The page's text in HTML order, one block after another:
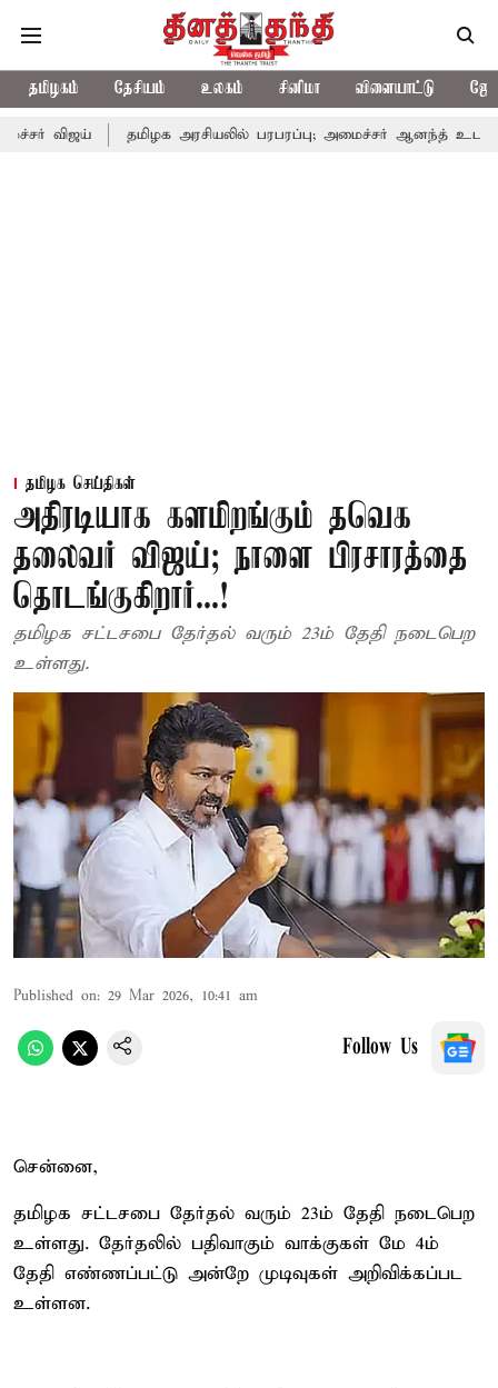
தமிழகம் தேசியம் உலகம் சினிமா விளையாட்டு
தமிழக அரசியலில் பரபரப்பு; அமைச்சர் ஆனந்த் உடன் சி.வி.
தமிழக செய்திகள்
அதிரடியாக களமிறங்கும் தவெக
தலைவர் விஜய்; நாளை பிரசாரத்தை
தொடங்குகிறார்...!
தமிழக சட்டசபை தேர்தல் வரும் 23ம் தேதி நடைபெற
உள்ளது.
Published on: 29 Mar 2026, 10:41 am
Follow Us
சென்னை,
தமிழக சட்டசபை தேர்தல் வரும் 23ம் தேதி நடைபெற
உள்ளது. தேர்தலில் பதிவாகும் வாக்குகள் மே 4ம்
தேதி எண்ணப்பட்டு அன்றே முடிவுகள் அறிவிக்கப்பட
உள்ளன.